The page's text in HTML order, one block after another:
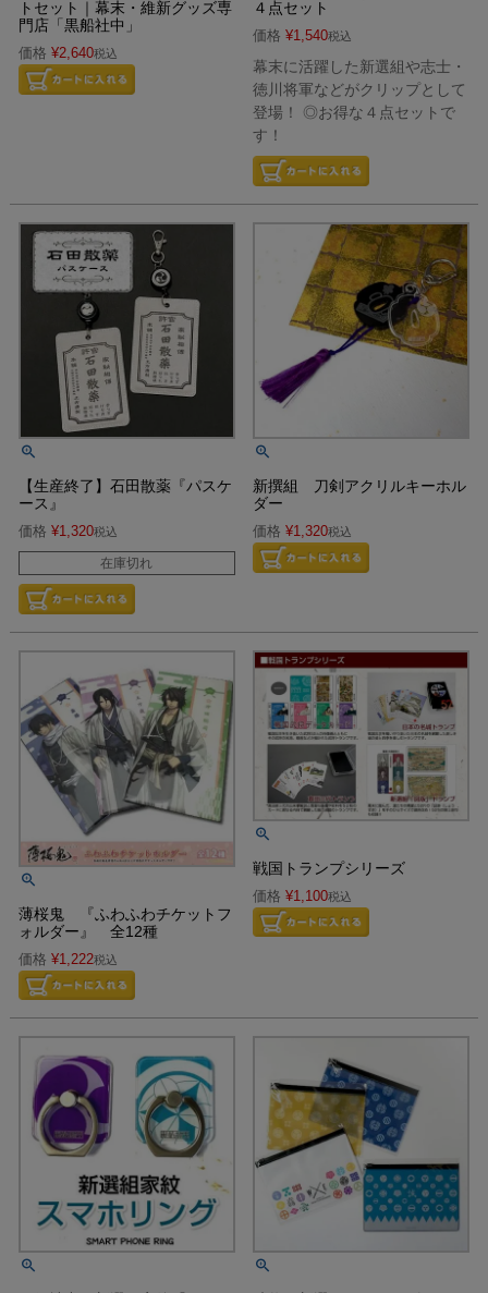
トセット｜幕末・維新グッズ専
門店「黒船社中」
価格 ¥2,640税込
４点セット
価格 ¥1,540税込
幕末に活躍した新選組や志士・
徳川将軍などがクリップとして
登場！ ◎お得な４点セットで
す！
【生産終了】石田散薬『パスケ
ース』
価格 ¥1,320税込
在庫切れ
新撰組 刀剣アクリルキーホル
ダー
価格 ¥1,320税込
薄桜鬼 『ふわふわチケットフ
ォルダー』 全12種
価格 ¥1,222税込
戦国トランプシリーズ
価格 ¥1,100税込